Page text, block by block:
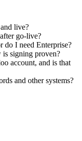
live?
go-live?
do I need Enterprise?
is signing proven?
account, and is that
and other systems?